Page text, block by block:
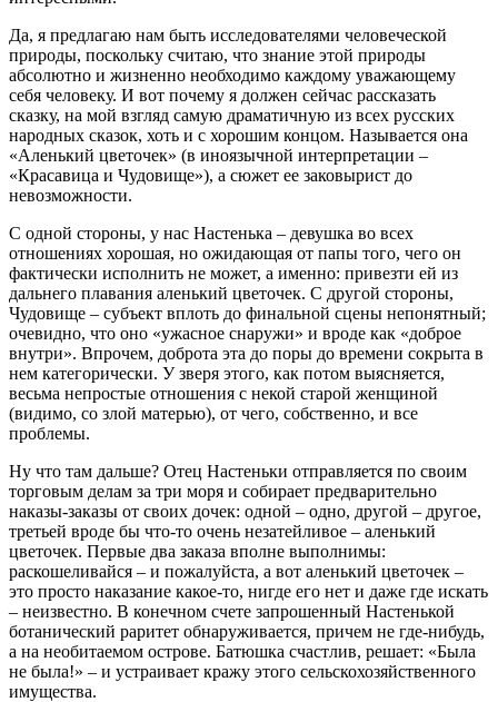
Да, я предлагаю нам быть исследователями человеческой
природы, поскольку считаю, что знание этой природы
абсолютно и жизненно необходимо каждому уважающему
себя человеку. И вот почему я должен сейчас рассказать
сказку, на мой взгляд самую драматичную из всех русских
народных сказок, хоть и с хорошим концом. Называется она
«Аленький цветочек» (в иноязычной интерпретации –
«Красавица и Чудовище»), а сюжет ее заковырист до
невозможности.
С одной стороны, у нас Настенька – девушка во всех
отношениях хорошая, но ожидающая от папы того, чего он
фактически исполнить не может, а именно: привезти ей из
дальнего плавания аленький цветочек. С другой стороны,
Чудовище – субъект вплоть до финальной сцены непонятный;
очевидно, что оно «ужасное снаружи» и вроде как «доброе
внутри». Впрочем, доброта эта до поры до времени сокрыта в
нем категорически. У зверя этого, как потом выясняется,
весьма непростые отношения с некой старой женщиной
(видимо, со злой матерью), от чего, собственно, и все
проблемы.
Ну что там дальше? Отец Настеньки отправляется по своим
торговым делам за три моря и собирает предварительно
наказы-заказы от своих дочек: одной – одно, другой – другое,
третьей вроде бы что-то очень незатейливое – аленький
цветочек. Первые два заказа вполне выполнимы:
раскошеливайся – и пожалуйста, а вот аленький цветочек –
это просто наказание какое-то, нигде его нет и даже где искать
– неизвестно. В конечном счете запрошенный Настенькой
ботанический раритет обнаруживается, причем не где-нибудь,
а на необитаемом острове. Батюшка счастлив, решает: «Была
не была!» – и устраивает кражу этого сельскохозяйственного
имущества.